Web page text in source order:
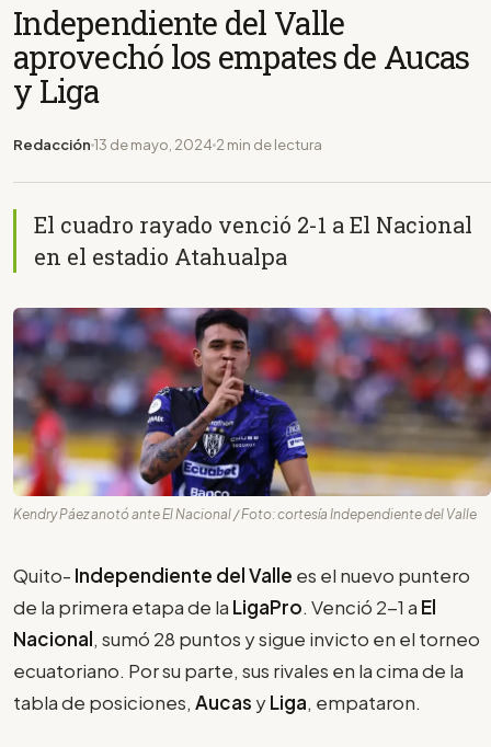
Independiente del Valle
aprovechó los empates de Aucas
y Liga
Redacción 13 de mayo, 2024 2 min de lectura
El cuadro rayado venció 2-1 a El Nacional
en el estadio Atahualpa
Kendry Páez anotó ante El Nacional / Foto: cortesía Independiente del Valle
Quito- Independiente del Valle es el nuevo puntero
de la primera etapa de la LigaPro. Venció 2-1 a El
Nacional, sumó 28 puntos y sigue invicto en el torneo
ecuatoriano. Por su parte, sus rivales en la cima de la
tabla de posiciones, Aucas yLiga, empataron.